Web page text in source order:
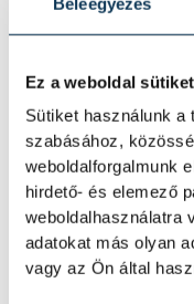
Ez a weboldal
Sütiket használunk
szabásához,
weboldalforgalmunk
hirdető- és elemező
weboldalhasználatra
adatokat más olyan
vagy az Ön által
kézilabda